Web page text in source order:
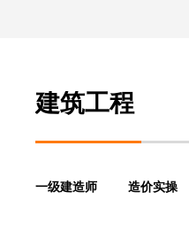
建筑工程
一级建造师 造价实操